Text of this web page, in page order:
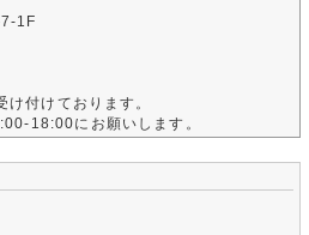
1F
け付けております。
18:00にお願いします。